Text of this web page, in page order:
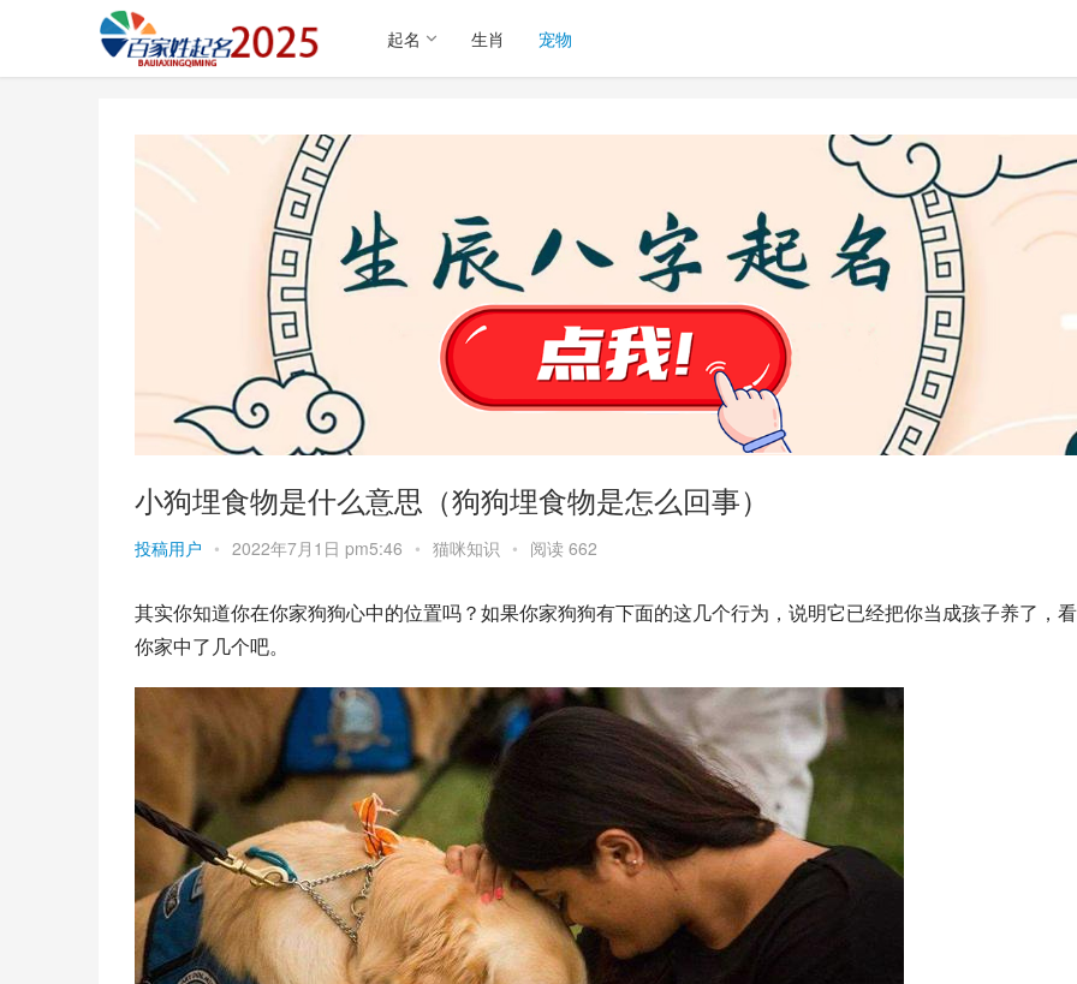
起名 生肖 宠物
小狗埋食物是什么意思（狗狗埋食物是怎么回事）
投稿用户 • 2022年7月1日 pm5:46 • 猫咪知识 • 阅读 662
其实你知道你在你家狗狗心中的位置吗？如果你家狗狗有下面的这几个行为，说明它已经把你当成孩子养了，
你家中了几个吧。